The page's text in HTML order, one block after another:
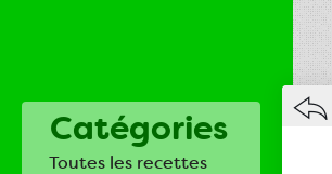
Catégories
Toutes les recettes